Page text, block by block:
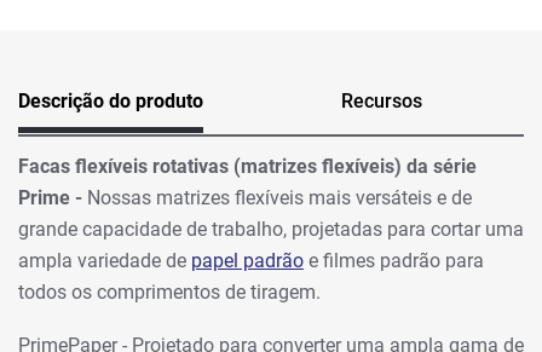
Descrição do produto Recursos
Facas flexíveis rotativas (matrizes flexíveis) da série
Prime - Nossas matrizes flexíveis mais versáteis e de
grande capacidade de trabalho, projetadas para cortar uma
ampla variedade de papel padrão e filmes padrão para
todos os comprimentos de tiragem.
PrimePaper - Projetado para converter uma ampla gama de